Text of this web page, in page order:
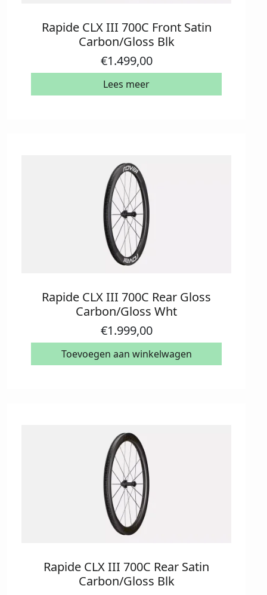
Rapide CLX III 700C Front Satin
Carbon/Gloss Blk
€1.499,00
Lees meer
Rapide CLX III 700C Rear Gloss
Carbon/Gloss Wht
€1.999,00
Toevoegen aan winkelwagen
Rapide CLX III 700C Rear Satin
Carbon/Gloss Blk